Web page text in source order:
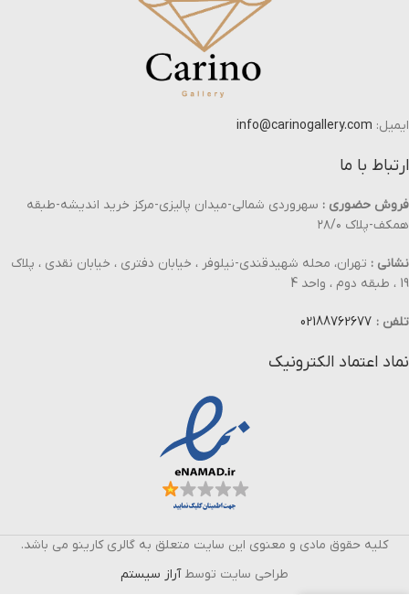
ایمیل: info@carinogallery.com
ارتباط با ما
فروش حضوری : سهروردی شمالی-میدان پالیزی-مرکز خرید اندیشه-طبقه
همکف-پلاک ۲۸/۰
نشانی : تهران، محله شهیدقندی-نیلوفر ، خیابان دفتری ، خیابان نقدی ، پلاک
19 ، طبقه دوم ، واحد 4
تلفن : 02188762677
نماد اعتماد الکترونیک
کلیه حقوق مادی و معنوی این سایت متعلق به گالری کارینو می باشد.
طراحی سایت توسطآراز سیستم